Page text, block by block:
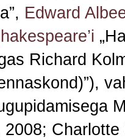
Edward
Richard
2008;